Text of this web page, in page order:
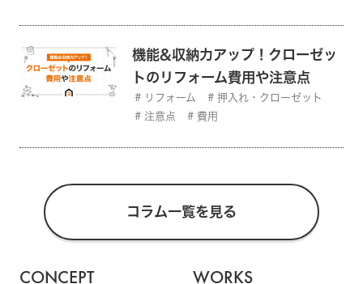
機能&収納力アップ！クローゼッ
トのリフォーム費用や注意点
リフォーム
押入れ・クローゼット
注意点
費用
コラム一覧を見る
CONCEPT WORKS